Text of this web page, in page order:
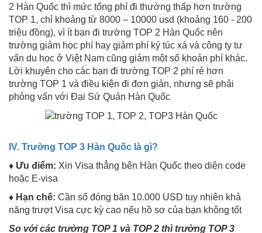
2 Hàn Quốc thì mức tổng phí đi thường thấp hơn trường
TOP 1, chỉ khoảng từ 8000 – 10000 usd (khoảng 160 - 200
triệu đồng), vì ít bạn đi trường TOP 2 Hàn Quốc nên
trường giảm học phí hay giảm phí ký túc xá và công ty tư
vấn du học ở Việt Nam cũng giảm một số khoản phí khác.
Lời khuyên cho các bạn đi trường TOP 2 phí rẻ hơn
trường TOP 1 và điều kiện đi đơn giản, nhưng sẽ phải
phỏng vấn với Đại Sứ Quán Hàn Quốc
IV. Trường TOP 3 Hàn Quốc là gì?
♦ Ưu điểm: Xin Visa thẳng bên Hàn Quốc theo diện code
hoặc E-visa
♦ Hạn chế: Cần sổ đóng băn 10.000 USD tuy nhiên khả
năng trượt Visa cực kỳ cao nếu hồ sơ của bạn không tốt
So với các trường TOP 1 và TOP 2 thì trường TOP 3